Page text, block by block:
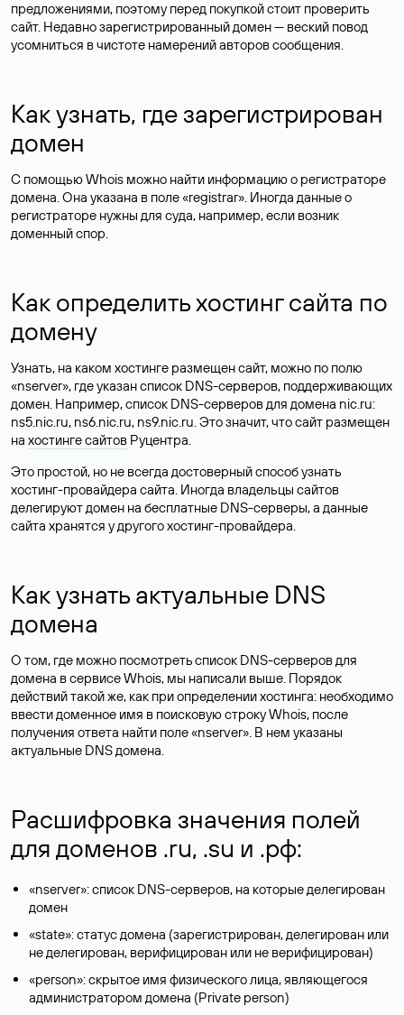
предложениями, поэтому перед покупкой стоит проверить
сайт. Недавно зарегистрированный домен — веский повод
усомниться в чистоте намерений авторов сообщения.
Как узнать, где зарегистрирован
домен
С помощью Whois можно найти информацию о регистраторе
домена. Она указана в поле «registrar». Иногда данные о
регистраторе нужны для суда, например, если возник
доменный спор.
Как определить хостинг сайта по
домену
Узнать, на каком хостинге размещен сайт, можно по полю
«nserver», где указан список DNS-серверов, поддерживающих
домен. Например, список DNS-серверов для домена nic.ru:
ns5.nic.ru, ns6.nic.ru, ns9.nic.ru. Это значит, что сайт размещен
на хостинге сайтов Руцентра.
Это простой, но не всегда достоверный способ узнать
хостинг-провайдера сайта. Иногда владельцы сайтов
делегируют домен на бесплатные DNS-серверы, а данные
сайта хранятся у другого хостинг-провайдера.
Как узнать актуальные DNS
домена
О том, где можно посмотреть список DNS-серверов для
домена в сервисе Whois, мы написали выше. Порядок
действий такой же, как при определении хостинга: необходимо
ввести доменное имя в поисковую строку Whois, после
получения ответа найти поле «nserver». В нем указаны
актуальные DNS домена.
Расшифровка значения полей
для доменов .ru, .su и .рф:
«nserver»: список DNS-серверов, на которые делегирован
домен
«state»: статус домена (зарегистрирован, делегирован или
не делегирован, верифицирован или не верифицирован)
«person»: скрытое имя физического лица, являющегося
администратором домена (Privatе person)